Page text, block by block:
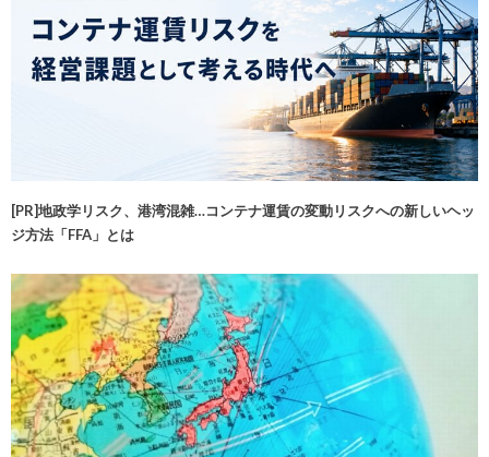
[PR]地政学リスク、港湾混雑…コンテナ運賃の変動リスクへの新しいヘッ
ジ方法「FFA」とは